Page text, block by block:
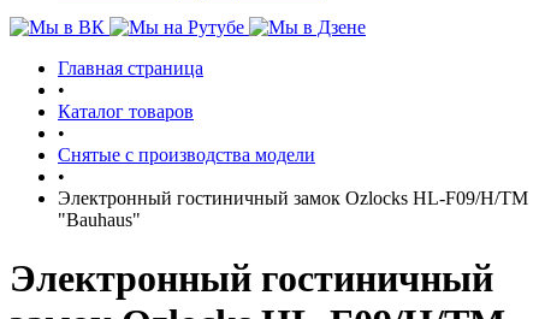
Главная страница
•
Каталог товаров
•
Снятые с производства модели
•
Электронный гостиничный замок Ozlocks HL-F09/H/TM
"Bauhaus"
Электронный гостиничный